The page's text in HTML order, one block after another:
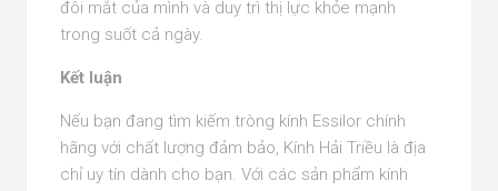
đôi mắt của mình và duy trì thị lực khỏe mạnh
trong suốt cả ngày.
Kết luận
Nếu bạn đang tìm kiếm tròng kính Essilor chính
hãng với chất lượng đảm bảo, Kính Hải Triều là địa
chỉ uy tín dành cho bạn. Với các sản phẩm kính